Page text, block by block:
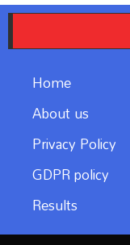
Home
About us
Privacy Policy
GDPR policy
Results